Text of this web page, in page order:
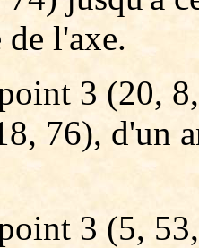
l'axe.
3 (20,
76), d'un
3 (5,